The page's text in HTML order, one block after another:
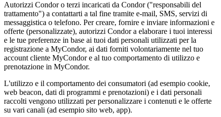
Autorizzi Condor o terzi incaricati da Condor ("responsabili del
trattamento") a contattarti a tal fine tramite e-mail, SMS, servizi di
messaggistica o telefono. Per creare, fornire e inviare informazioni e
offerte (personalizzate), autorizzi Condor a elaborare i tuoi interessi
e le tue preferenze in base ai tuoi dati personali utilizzati per la
registrazione a MyCondor, ai dati forniti volontariamente nel tuo
account cliente MyCondor e al tuo comportamento di utilizzo e
prenotazione in MyCondor.
L'utilizzo e il comportamento dei consumatori (ad esempio cookie,
web beacon, dati di programmi e prenotazioni) e i dati personali
raccolti vengono utilizzati per personalizzare i contenuti e le offerte
su vari canali (ad esempio sito web, app).